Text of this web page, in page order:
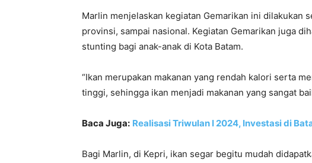
Marlin menjelaskan kegiatan Gemarikan ini dilakukan
provinsi, sampai nasional. Kegiatan Gemarikan juga
stunting bagi anak-anak di Kota Batam.
“Ikan merupakan makanan yang rendah kalori serta
tinggi, sehingga ikan menjadi makanan yang sangat
Baca Juga: Realisasi Triwulan I 2024, Investasi di
Bagi Marlin, di Kepri, ikan segar begitu mudah